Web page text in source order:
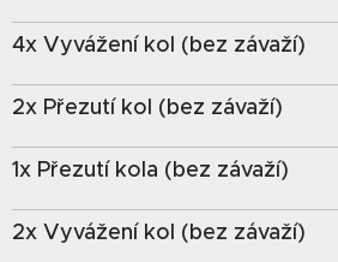
4x Vyvážení kol (bez závaží)
2x Přezutí kol (bez závaží)
1x Přezutí kola (bez závaží)
2x Vyvážení kol (bez závaží)